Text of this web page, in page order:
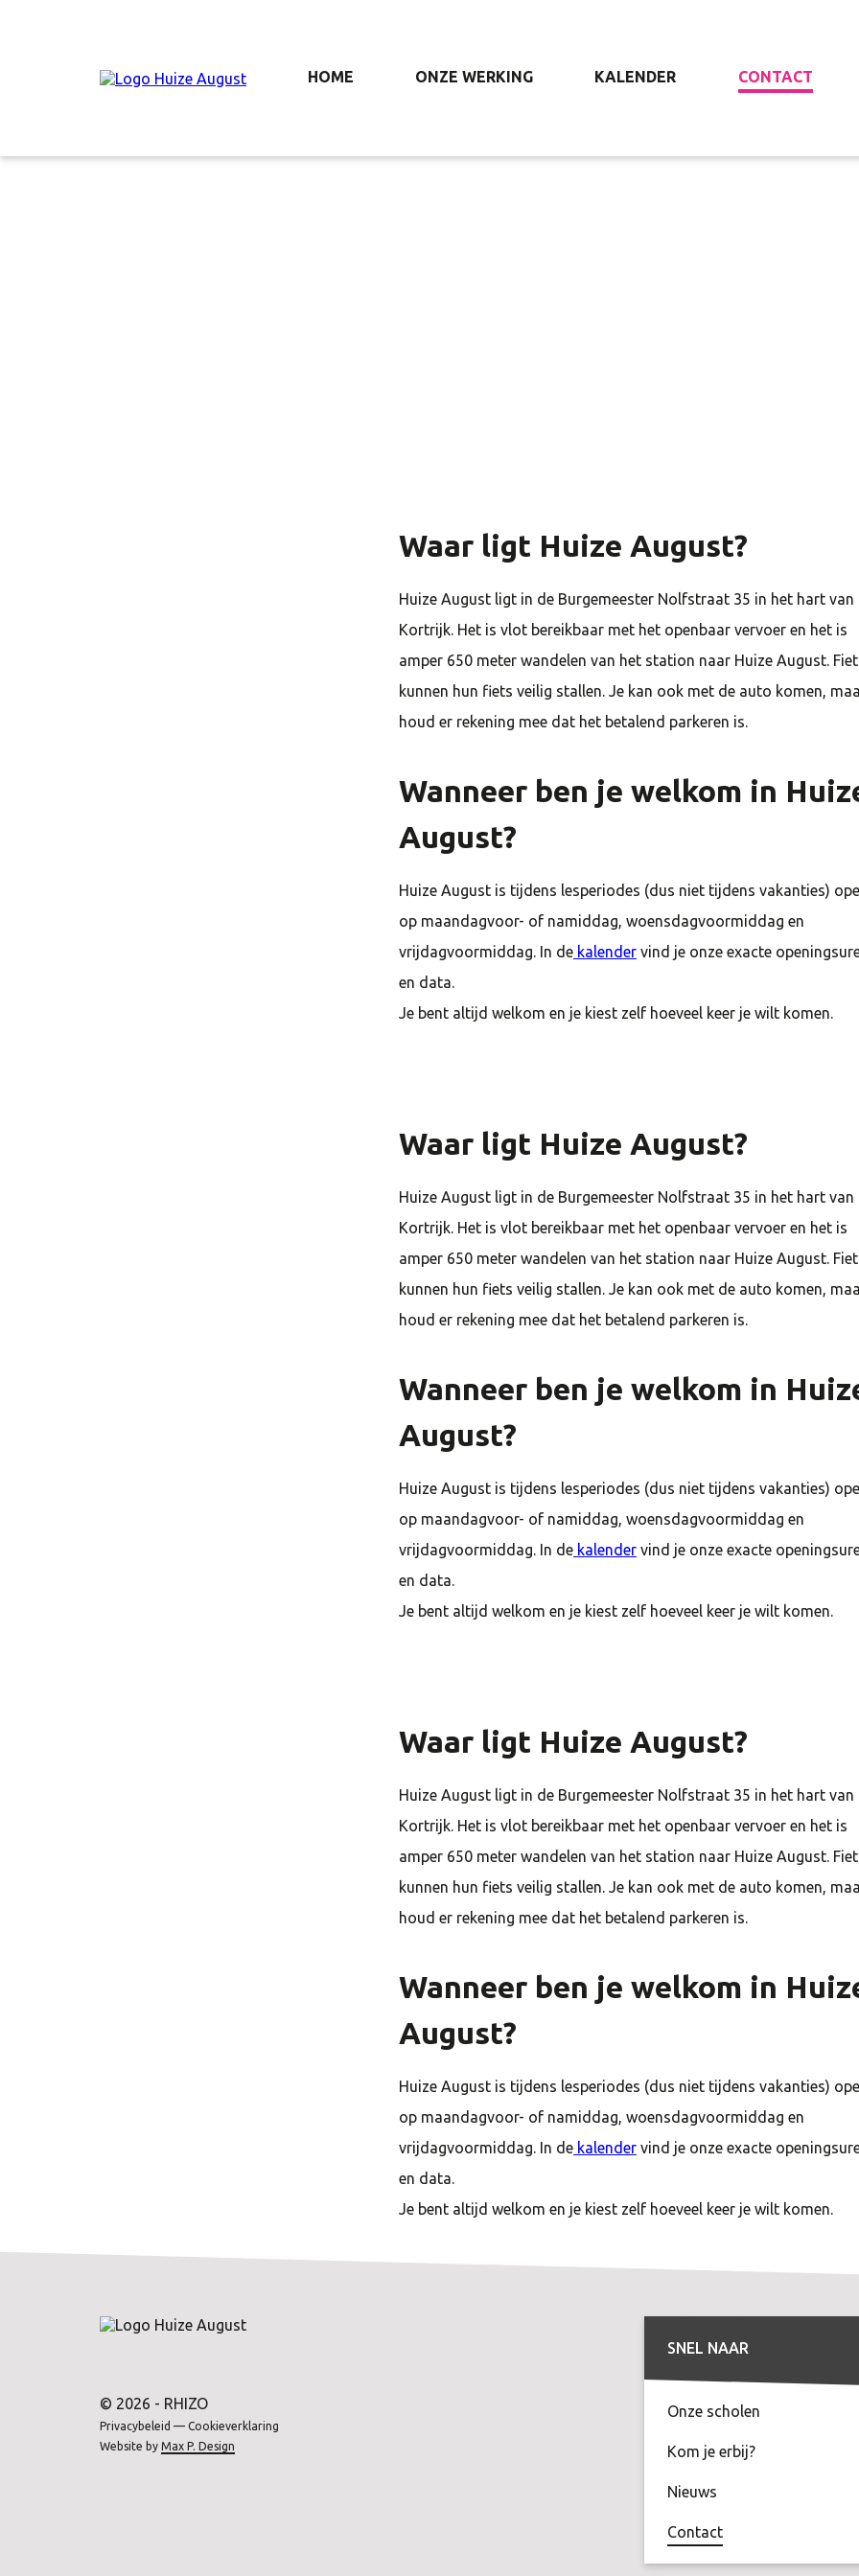
HOME ONZE WERKING KALENDER CONTACT
Waar ligt Huize August?
Huize August ligt in de Burgemeester Nolfstraat 35 in het hart van
Kortrijk. Het is vlot bereikbaar met het openbaar vervoer en het is
amper 650 meter wandelen van het station naar Huize August.
kunnen hun fiets veilig stallen. Je kan ook met de auto komen,
houd er rekening mee dat het betalend parkeren is.
Wanneer ben je welkom in
August?
Huize August is tijdens lesperiodes (dus niet tijdens vakanties)
op maandagvoor- of namiddag, woensdagvoormiddag en
vrijdagvoormiddag. In de kalender vind je onze exacte
en data.
Je bent altijd welkom en je kiest zelf hoeveel keer je wilt komen.
Waar ligt Huize August?
Huize August ligt in de Burgemeester Nolfstraat 35 in het hart van
Kortrijk. Het is vlot bereikbaar met het openbaar vervoer en het is
amper 650 meter wandelen van het station naar Huize August.
kunnen hun fiets veilig stallen. Je kan ook met de auto komen,
houd er rekening mee dat het betalend parkeren is.
Wanneer ben je welkom in
August?
Huize August is tijdens lesperiodes (dus niet tijdens vakanties)
op maandagvoor- of namiddag, woensdagvoormiddag en
vrijdagvoormiddag. In de kalender vind je onze exacte
en data.
Je bent altijd welkom en je kiest zelf hoeveel keer je wilt komen.
Waar ligt Huize August?
Huize August ligt in de Burgemeester Nolfstraat 35 in het hart van
Kortrijk. Het is vlot bereikbaar met het openbaar vervoer en het is
amper 650 meter wandelen van het station naar Huize August.
kunnen hun fiets veilig stallen. Je kan ook met de auto komen,
houd er rekening mee dat het betalend parkeren is.
Wanneer ben je welkom in
August?
Huize August is tijdens lesperiodes (dus niet tijdens vakanties)
op maandagvoor- of namiddag, woensdagvoormiddag en
vrijdagvoormiddag. In de kalender vind je onze exacte
en data.
Je bent altijd welkom en je kiest zelf hoeveel keer je wilt komen.
SNEL NAAR
Onze scholen
Kom je erbij?
Nieuws
Contact
© 2026 - RHIZO
Privacybeleid — Cookieverklaring
Website by Max P. Design